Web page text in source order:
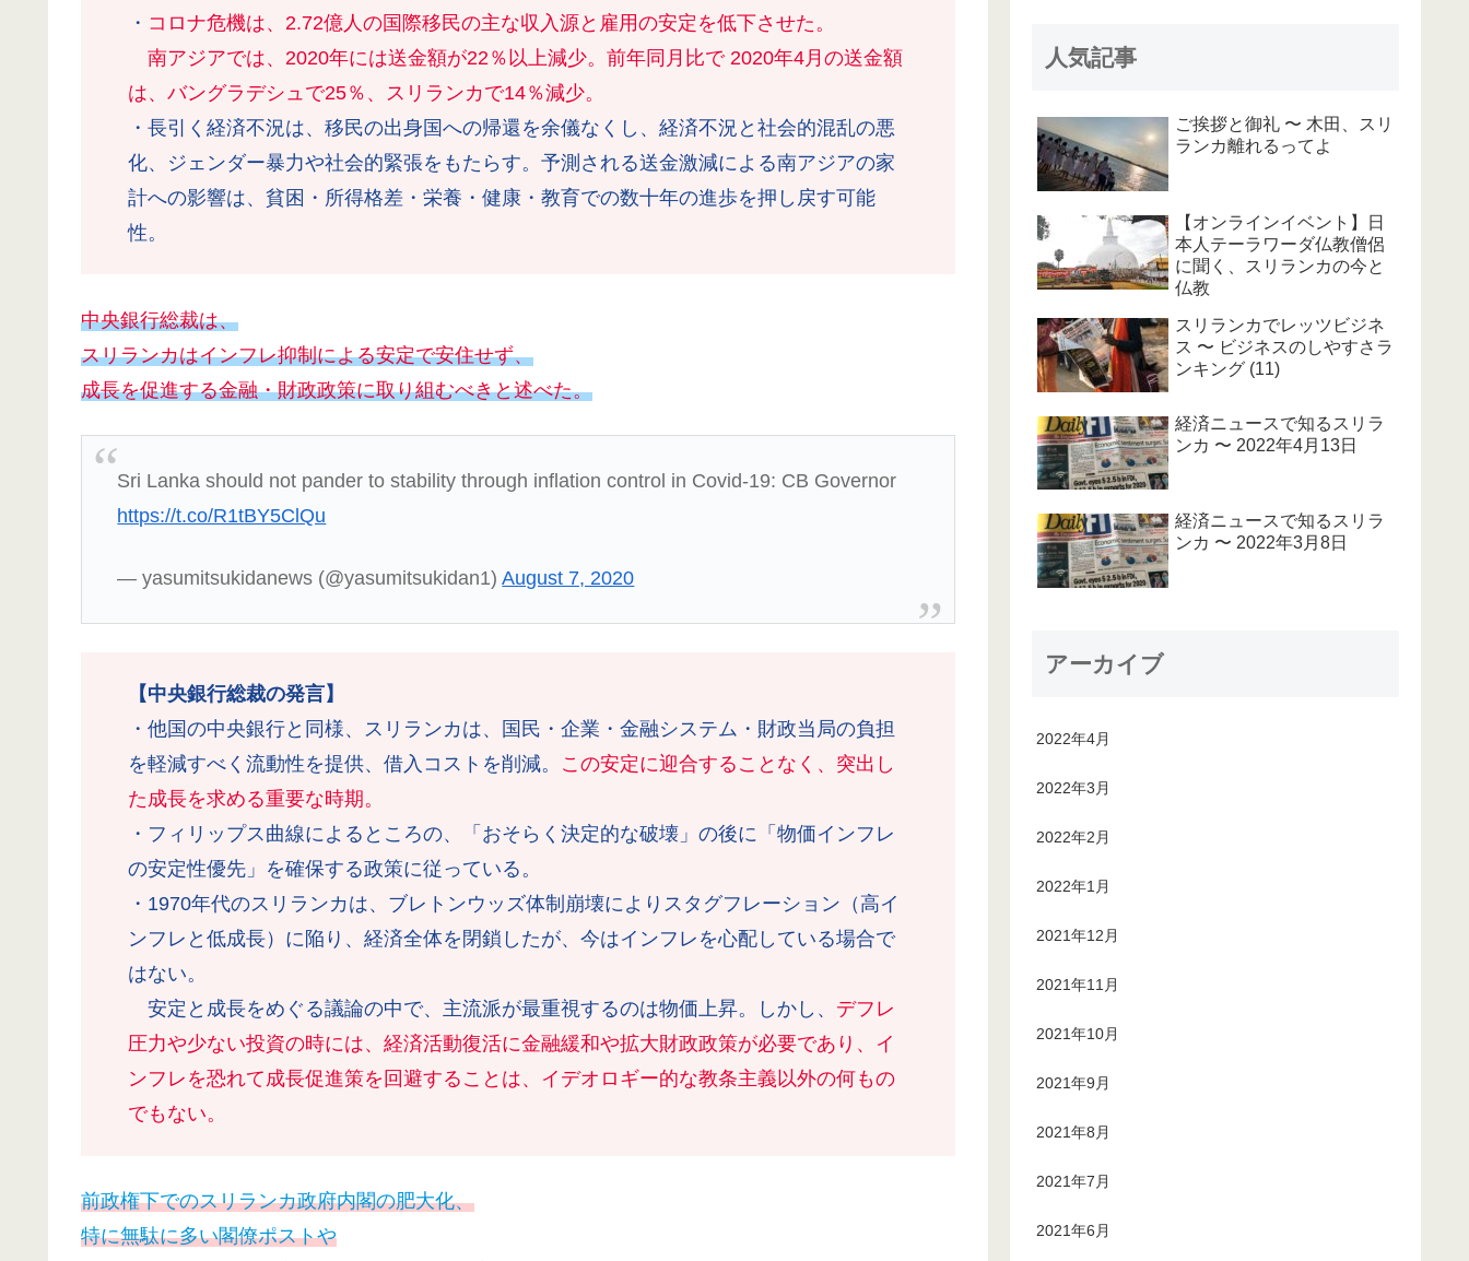
・ コロナ危機は、2.72億人の国際移民の主な収入源と雇用の安定を低下させた。
南アジアでは、2020年には送金額が22％以上減少。前年同月比で 2020年4月の送金額
は、バングラデシュで25％、スリランカで14％減少。
・長引く経済不況は、移民の出身国への帰還を余儀なくし、経済不況と社会的混乱の悪
化、ジェンダー暴力や社会的緊張をもたらす。予測される送金激減による南アジアの家
計への影響は、貧困・所得格差・栄養・健康・教育での数十年の進歩を押し戻す可能
性。
中央銀行総裁は、
スリランカはインフレ抑制による安定で安住せず、
成長を促進する金融・財政政策に取り組むべきと述べた。
Sri Lanka should not pander to stability through inflation control in Covid-19: CB Governor
https://t.co/R1tBY5ClQu
— yasumitsukidanews (@yasumitsukidan1)August 7, 2020
【中央銀行総裁の発言】
・他国の中央銀行と同様、スリランカは、国民・企業・金融システム・財政当局の負担
を軽減すべく流動性を提供、借入コストを削減。
この安定に迎合することなく、突出し
た成長を求める重要な時期。
・フィリップス曲線によるところの、「おそらく決定的な破壊」の後に「物価インフレ
の安定性優先」を確保する政策に従っている。
・1970年代のスリランカは、ブレトンウッズ体制崩壊によりスタグフレーション（高イ
ンフレと低成長）に陥り、経済全体を閉鎖したが、今はインフレを心配している場合で
はない。
安定と成長をめぐる議論の中で、主流派が最重視するのは物価上昇。しかし、 デフレ
圧力や少ない投資の時には、経済活動復活に金融緩和や拡大財政政策が必要であり、イ
ンフレを恐れて成長促進策を回避することは、イデオロギー的な教条主義以外の何もの
でもない。
前政権下でのスリランカ政府内閣の肥大化、
特に無駄に多い閣僚ポストや
人気記事
ご挨拶と御礼 〜 木田、スリ
ランカ離れるってよ
【オンラインイベント】日
本人テーラワーダ仏教僧侶
に聞く、スリランカの今と
仏教
スリランカでレッツビジネ
ス 〜 ビジネスのしやすさラ
ンキング (11)
経済ニュースで知るスリラ
ンカ 〜 2022年4月13日
経済ニュースで知るスリラ
ンカ 〜 2022年3月8日
アーカイブ
2022年4月
2022年3月
2022年2月
2022年1月
2021年12月
2021年11月
2021年10月
2021年9月
2021年8月
2021年7月
2021年6月